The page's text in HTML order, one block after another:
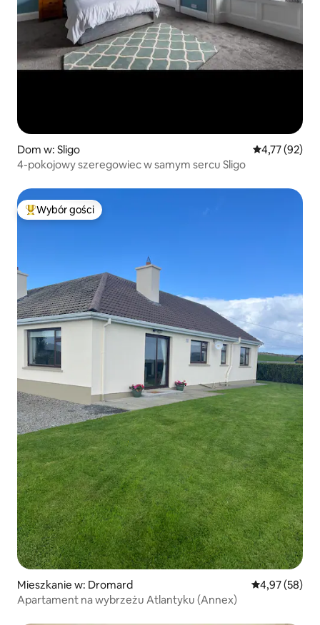
Dom w: Sligo Średnia
4,77 (92)
4-pokojowy szeregowiec w samym sercu Sligo
Najpopularniejsze z kategorii Wybór gości
Wybór gości
Mieszkanie w: Dromard Średnia
4,97 (58)
Apartament na wybrzeżu Atlantyku (Annex)